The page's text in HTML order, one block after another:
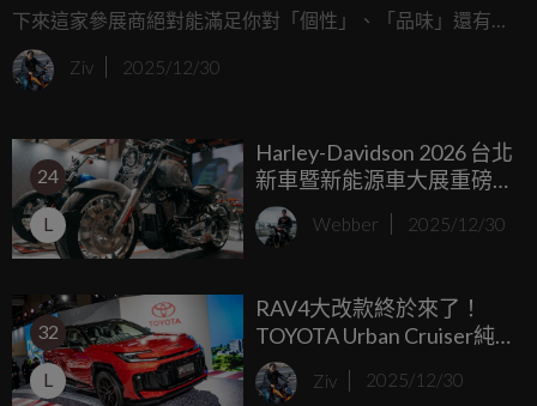
下來這家參展商絕對能滿足你對「個性」、「品味」還有
「熱血」的所有渴望。擁有Alfa Romeo、CITROËN、Jeep、
PEUGEOT四大品牌的寶嘉聯合，這次在2026台北車展直接
全新車型。
Ziv 2025/12/30
24
L
Harley-Davidson 2026 台北
新車暨新能源車大展重磅
登場 自由不羈的精神脈
動，傳奇經典與性能科技
Webber 2025/12/30
32
L
RAV4大改款終於來了！
TOYOTA Urban Cruiser純
電跑旅同步登台，2026台
北車展看點全解析
Ziv 2025/12/30